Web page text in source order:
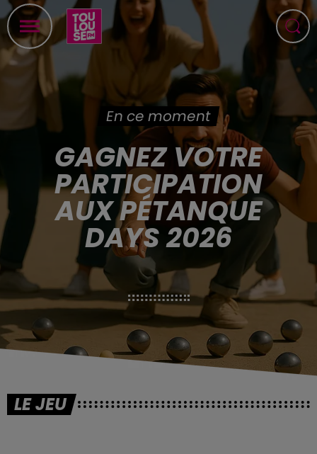
En ce moment
GAGNEZ VOTRE
PARTICIPATION
AUX PÉTANQUE
DAYS 2026
LE JEU